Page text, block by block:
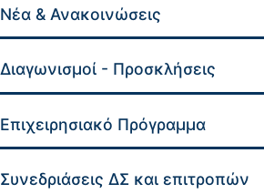
Νέα & Ανακοινώσεις
Διαγωνισμοί - Προσκλήσεις
Επιχειρησιακό Πρόγραμμα
Συνεδριάσεις ΔΣ και επιτροπών